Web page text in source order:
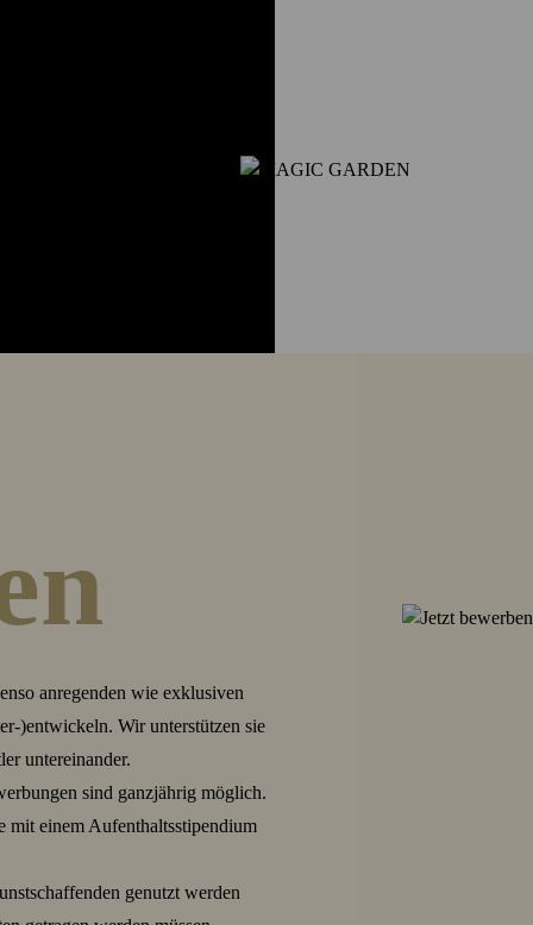
anregenden wie exklusiven
)entwickeln. Wir unterstützen sie
untereinander.
sind ganzjährig möglich.
mit einem Aufenthaltsstipendium
genutzt werden